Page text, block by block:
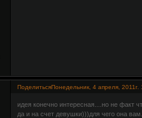
ПоделитьсяПонедельник, 4 апреля, 2011г.
идея конечно интересная....но не факт
да и на счет девушки)))для чего она